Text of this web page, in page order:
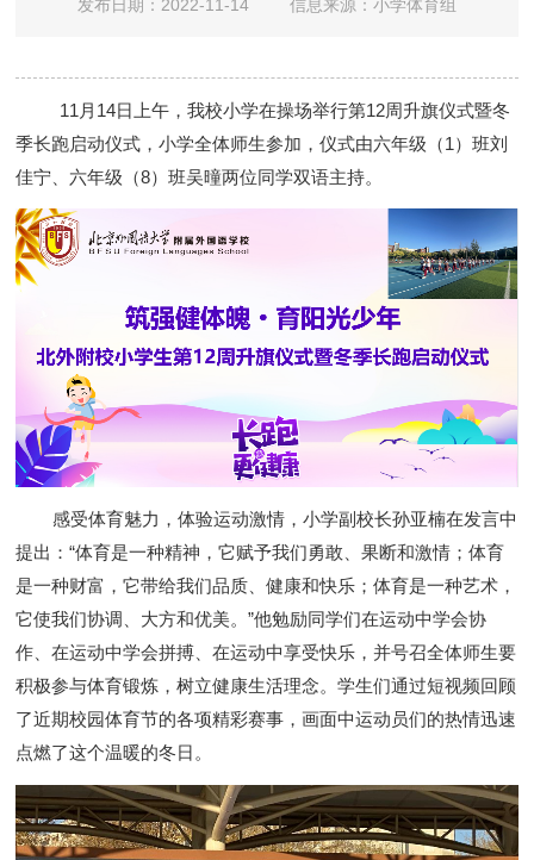
发布日期：2022-11-14 信息来源：小学体育组
11月14日上午，我校小学在操场举行第12周升旗仪式暨冬
季长跑启动仪式，小学全体师生参加，仪式由六年级（1）班刘
佳宁 、六年级 （8）班吴曈两位同学双语主持。
感受体育魅力，体验运动激情，小学副校长孙亚楠在发言中
提出：“体育是一种精神，它赋予我们勇敢、果断和激情；体育
是一种财富，它带给我们品质、健康和快乐；体育是一种艺术，
它使我们协调、大方和优美。”他勉励同学们在运动中学会协
作、在运动中学会拼搏、在运动中享受快乐，并号召全体师生要
积极参与体育锻炼，树立健康生活理念。学生们通过短视频回顾
了近期校园体育节的各项精彩赛事 ，画面中运动员们的热情迅速
点燃了这个温暖的冬日。